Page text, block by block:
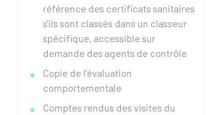
référence des certificats sanitaires
s'ils sont classés dans un classeur
spécifique, accessible sur
demande des agents de contrôle
Copie de l'évaluation
comportementale
Comptes rendus des visites du